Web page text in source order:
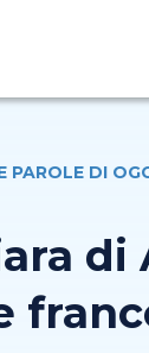
PAROLE DI
di